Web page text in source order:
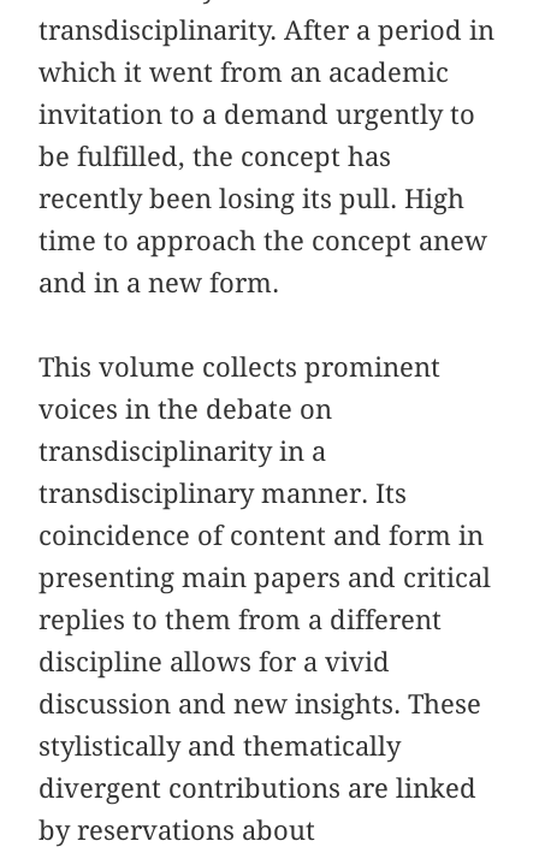
transdisciplinarity. After a period in
which it went from an academic
invitation to a demand urgently to
be fulfilled, the concept has
recently been losing its pull. High
time to approach the concept anew
and in a new form.
This volume collects prominent
voices in the debate on
transdisciplinarity in a
transdisciplinary manner. Its
coincidence of content and form in
presenting main papers and critical
replies to them from a different
discipline allows for a vivid
discussion and new insights. These
stylistically and thematically
divergent contributions are linked
by reservations about